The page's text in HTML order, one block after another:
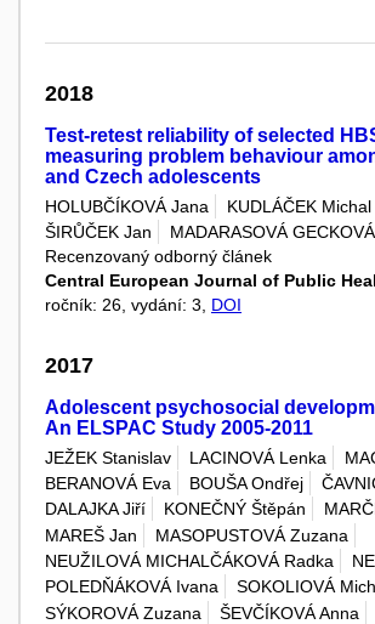
2018
Test-retest reliability of selected
measuring problem behaviour
and Czech adolescents
HOLUBČÍKOVÁ Jana
KUDLÁČEK Michal
ŠIRŮČEK Jan
MADARASOVÁ
Recenzovaný odborný článek
Central European Journal of Public
ročník: 26, vydání: 3, DOI
2017
Adolescent psychosocial
An ELSPAC Study 2005-2011
JEŽEK Stanislav LACINOVÁ Lenka
BERANOVÁ Eva
BOUŠA Ondřej
DALAJKA Jiří
KONEČNÝ Štěpán
MAREŠ Jan
MASOPUSTOVÁ Zuzana
NEUŽILOVÁ MICHALČÁKOVÁ Radka
POLEDŇÁKOVÁ Ivana
SOKOLIOVÁ
SÝKOROVÁ Zuzana
ŠEVČÍKOVÁ Anna